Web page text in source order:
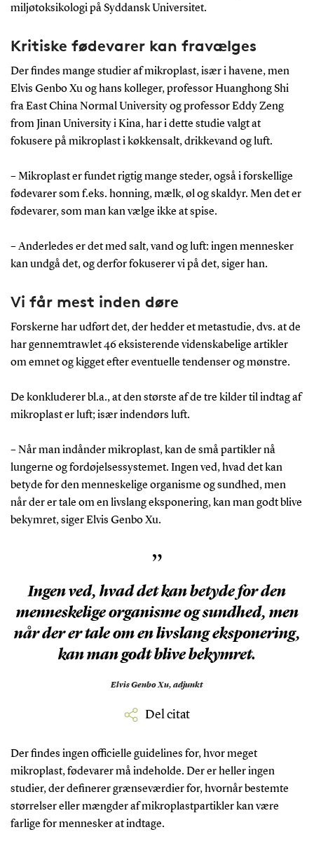
miljøtoksikologi på Syddansk Universitet.
Kritiske fødevarer kan fravælges
Der findes mange studier af mikroplast, især i havene, men
Elvis Genbo Xu og hans kolleger, professor Huanghong Shi
fra East China Normal University og professor Eddy Zeng
from Jinan University i Kina, har i dette studie valgt at
fokusere på mikroplast i køkkensalt, drikkevand og luft.
– Mikroplast er fundet rigtig mange steder, også i forskellige
fødevarer som f.eks. honning, mælk, øl og skaldyr. Men det er
fødevarer, som man kan vælge ikke at spise.
– Anderledes er det med salt, vand og luft: ingen mennesker
kan undgå det, og derfor fokuserer vi på det, siger han.
Vi får mest inden døre
Forskerne har udført det, der hedder et metastudie, dvs. at de
har gennemtrawlet 46 eksisterende videnskabelige artikler
om emnet og kigget efter eventuelle tendenser og mønstre.
De konkluderer bl.a., at den største af de tre kilder til indtag af
mikroplast er luft; især indendørs luft.
– Når man indånder mikroplast, kan de små partikler nå
lungerne og fordøjelsessystemet. Ingen ved, hvad det kan
betyde for den menneskelige organisme og sundhed, men
når der er tale om en livslang eksponering, kan man godt blive
bekymret, siger Elvis Genbo Xu.
”
Ingen ved, hvad det kan betyde for den
menneskelige organisme og sundhed, men
når der er tale om en livslang eksponering,
kan man godt blive bekymret.
Elvis Genbo Xu, adjunkt
Del citat
Der findes ingen officielle guidelines for, hvor meget
mikroplast, fødevarer må indeholde. Der er heller ingen
studier, der definerer grænseværdier for, hvornår bestemte
størrelser eller mængder af mikroplastpartikler kan være
farlige for mennesker at indtage.